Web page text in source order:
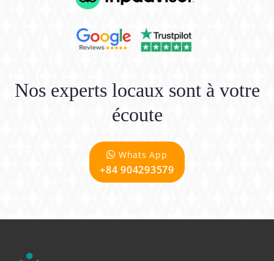
Nos experts locaux sont à votre
écoute
Whats App
+84 904293579